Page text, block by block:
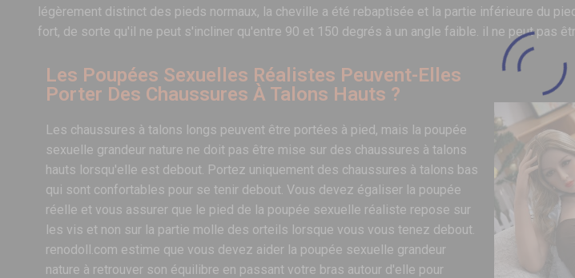
légèrement distinct des pieds normaux, la cheville a été rebaptisée et la partie inférieure du
fort, de sorte qu'il ne peut s'incliner qu'entre 90 et 150 degrés à un angle faible. il ne peut pas
Les Poupées Sexuelles Réalistes Peuvent-Elles
Porter Des Chaussures À Talons Hauts ?
Les chaussures à talons longs peuvent être portées à pied, mais la poupée
sexuelle grandeur nature ne doit pas être mise sur des chaussures à talons
hauts lorsqu'elle est debout. Portez uniquement des chaussures à talons bas
qui sont confortables pour se tenir debout. Vous devez égaliser la poupée
réelle et vous assurer que le pied de la poupée sexuelle réaliste repose sur
les vis et non sur la partie molle des orteils lorsque vous vous tenez debout.
renodoll.com estime que vous devez aider la poupée sexuelle grandeur
nature à retrouver son équilibre en passant votre bras autour d'elle pour